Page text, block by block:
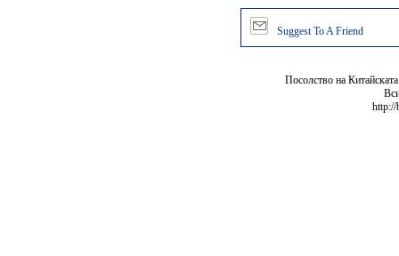
Suggest To A Friend
Посолство на
http://